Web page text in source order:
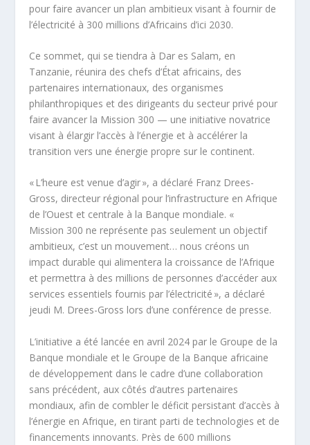
pour faire avancer un plan ambitieux visant à fournir de
l’électricité à 300 millions d’Africains d’ici 2030.
Ce sommet, qui se tiendra à Dar es Salam, en
Tanzanie, réunira des chefs d’État africains, des
partenaires internationaux, des organismes
philanthropiques et des dirigeants du secteur privé pour
faire avancer la Mission 300 — une initiative novatrice
visant à élargir l’accès à l’énergie et à accélérer la
transition vers une énergie propre sur le continent.
« L’heure est venue d’agir », a déclaré Franz Drees-
Gross, directeur régional pour l’infrastructure en Afrique
de l’Ouest et centrale à la Banque mondiale. «
Mission 300 ne représente pas seulement un objectif
ambitieux, c’est un mouvement… nous créons un
impact durable qui alimentera la croissance de l’Afrique
et permettra à des millions de personnes d’accéder aux
services essentiels fournis par l’électricité », a déclaré
jeudi M. Drees-Gross lors d’une conférence de presse.
L’initiative a été lancée en avril 2024 par le Groupe de la
Banque mondiale et le Groupe de la Banque africaine
de développement dans le cadre d’une collaboration
sans précédent, aux côtés d’autres partenaires
mondiaux, afin de combler le déficit persistant d’accès à
l’énergie en Afrique, en tirant parti de technologies et de
financements innovants. Près de 600 millions